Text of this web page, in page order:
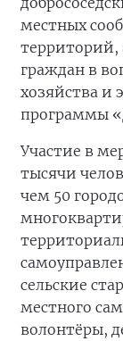
местных
территорий,
граждан в
хозяйства и
программы
Участие в
тысячи
чем 50
сельские
местного
волонтёры,